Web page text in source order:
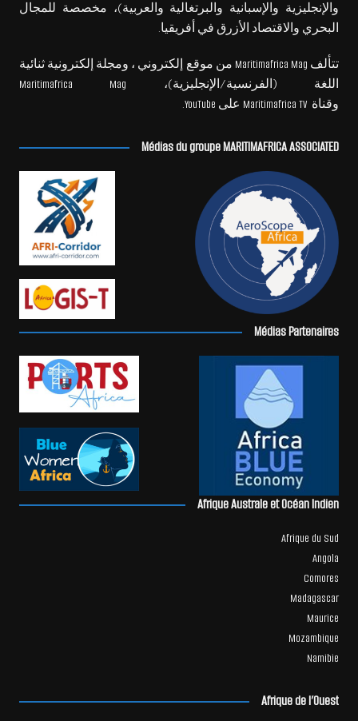
والإنجليزية والإسبانية والبرتغالية والعربية)، مخصصة للمجال
البحري والاقتصاد الأزرق في أفريقيا.
تتألف Maritimafrica Mag من موقع إلكتروني ، ومجلة إلكترونية ثنائية
اللغة (الفرنسية/الإنجليزية)، Maritimafrica Mag
وقناة Maritimafrica TV على YouTube.
Médias du groupe MARITIMAFRICA ASSOCIATED
Médias Partenaires
Afrique Australe et Océan Indien
Afrique du Sud
Angola
Comores
Madagascar
Maurice
Mozambique
Namibie
Afrique de l’Ouest